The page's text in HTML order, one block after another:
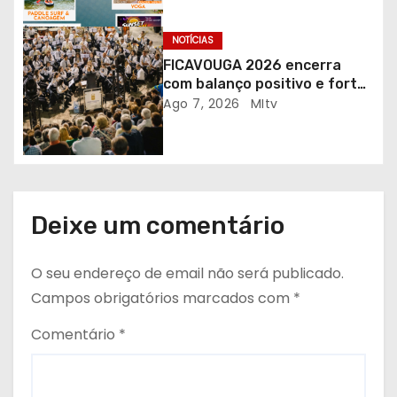
i
g
o
s
NOTÍCIAS
FICAVOUGA 2026 encerra
com balanço positivo e forte
adesão da comunidade
Ago 7, 2026 MItv
Deixe um comentário
O seu endereço de email não será publicado.
Campos obrigatórios marcados com *
Comentário *